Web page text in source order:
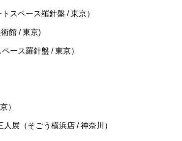
スペース羅針盤 / 東京）
館 / 東京)
ース羅針盤 / 東京）
）
展（そごう横浜店 / 神奈川）